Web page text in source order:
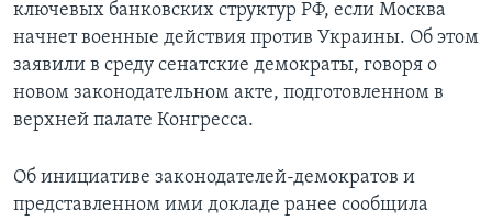
ключевых банковских структур РФ, если Москва
начнет военные действия против Украины. Об этом
заявили в среду сенатские демократы, говоря о
новом законодательном акте, подготовленном в
верхней палате Конгресса.
Об инициативе законодателей-демократов и
представленном ими докладе ранее сообщила